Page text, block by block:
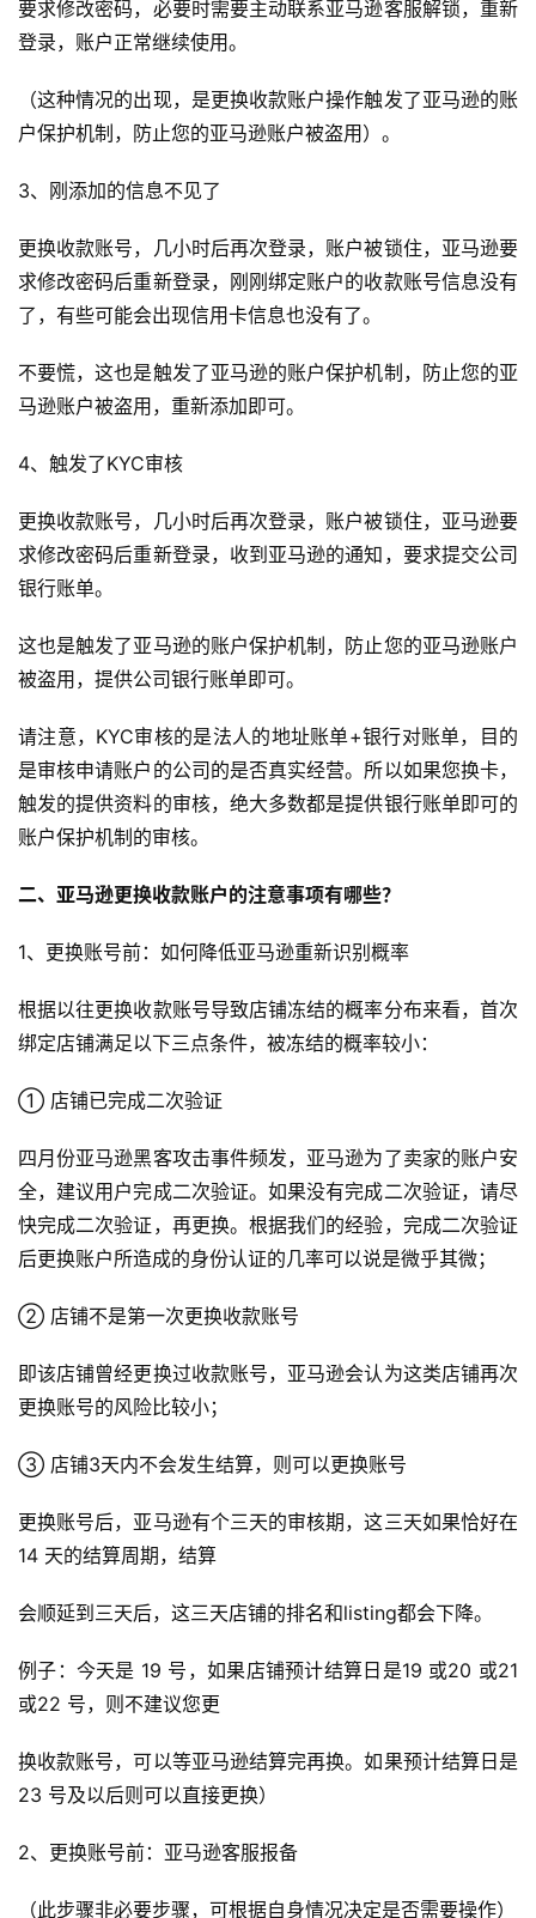
要求修改密码，必要时需要主动联系亚马逊客服解锁，重新
登录，账户正常继续使用。
（这种情况的出现，是更换收款账户操作触发了亚马逊的账
户保护机制，防止您的亚马逊账户被盗用）。
3、刚添加的信息不见了
更换收款账号，几小时后再次登录，账户被锁住，亚马逊要
求修改密码后重新登录，刚刚绑定账户的收款账号信息没有
了，有些可能会出现信用卡信息也没有了。
不要慌，这也是触发了亚马逊的账户保护机制，防止您的亚
马逊账户被盗用，重新添加即可。
4、触发了KYC审核
更换收款账号，几小时后再次登录，账户被锁住，亚马逊要
求修改密码后重新登录，收到亚马逊的通知，要求提交公司
银行账单。
这也是触发了亚马逊的账户保护机制，防止您的亚马逊账户
被盗用，提供公司银行账单即可。
请注意，KYC审核的是法人的地址账单+银行对账单，目的
是审核申请账户的公司的是否真实经营。所以如果您换卡，
触发的提供资料的审核，绝大多数都是提供银行账单即可的
账户保护机制的审核。
二、亚马逊更换收款账户的注意事项有哪些？
1、更换账号前：如何降低亚马逊重新识别概率
根据以往更换收款账号导致店铺冻结的概率分布来看，首次
绑定店铺满足以下三点条件，被冻结的概率较小：
① 店铺已完成二次验证
四月份亚马逊黑客攻击事件频发，亚马逊为了卖家的账户安
全，建议用户完成二次验证。如果没有完成二次验证，请尽
快完成二次验证，再更换。根据我们的经验，完成二次验证
后更换账户所造成的身份认证的几率可以说是微乎其微；
② 店铺不是第一次更换收款账号
即该店铺曾经更换过收款账号，亚马逊会认为这类店铺再次
更换账号的风险比较小；
③ 店铺3天内不会发生结算，则可以更换账号
更换账号后，亚马逊有个三天的审核期，这三天如果恰好在
14 天的结算周期，结算
会顺延到三天后，这三天店铺的排名和listing都会下降。
例子：今天是 19 号，如果店铺预计结算日是19 或20 或21
或22 号，则不建议您更
换收款账号，可以等亚马逊结算完再换。如果预计结算日是
23 号及以后则可以直接更换）
2、更换账号前：亚马逊客服报备
（此步骤非必要步骤，可根据自身情况决定是否需要操作）